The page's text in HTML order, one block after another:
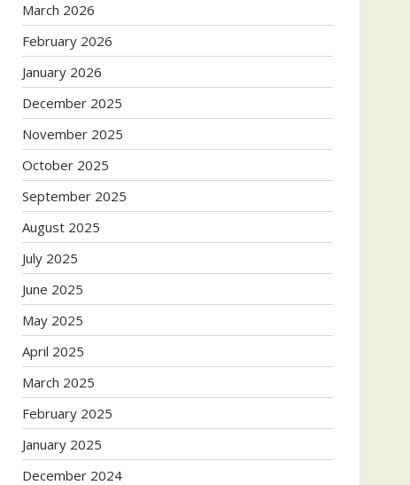
March 2026
February 2026
January 2026
December 2025
November 2025
October 2025
September 2025
August 2025
July 2025
June 2025
May 2025
April 2025
March 2025
February 2025
January 2025
December 2024